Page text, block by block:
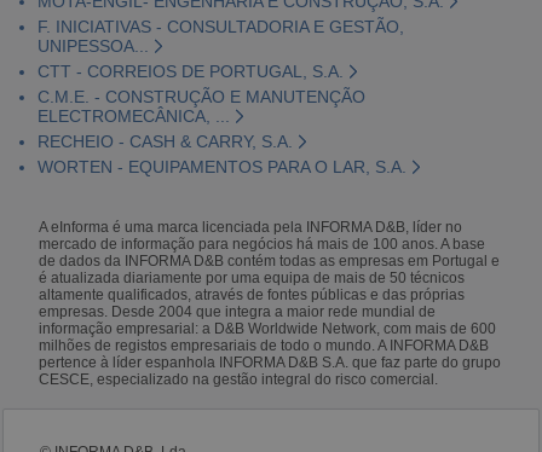
F. INICIATIVAS - CONSULTADORIA E GESTÃO,
UNIPESSOA...
CTT - CORREIOS DE PORTUGAL, S.A.
C.M.E. - CONSTRUÇÃO E MANUTENÇÃO
ELECTROMECÂNICA, ...
RECHEIO - CASH & CARRY, S.A.
WORTEN - EQUIPAMENTOS PARA O LAR, S.A.
A eInforma é uma marca licenciada pela INFORMA D&B, líder no
mercado de informação para negócios há mais de 100 anos. A base
de dados da INFORMA D&B contém todas as empresas em Portugal e
é atualizada diariamente por uma equipa de mais de 50 técnicos
altamente qualificados, através de fontes públicas e das próprias
empresas. Desde 2004 que integra a maior rede mundial de
informação empresarial: a D&B Worldwide Network, com mais de 600
milhões de registos empresariais de todo o mundo. A INFORMA D&B
pertence à líder espanhola INFORMA D&B S.A. que faz parte do grupo
CESCE, especializado na gestão integral do risco comercial.